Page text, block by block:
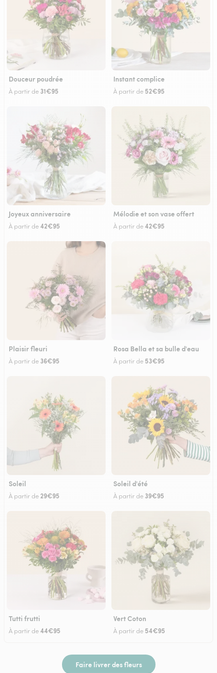
Douceur poudrée
À partir de 31€95
Instant complice
À partir de 52€95
Joyeux anniversaire
À partir de42€95
Mélodie et son vase offert
À partir de42€95
Plaisir fleuri
À partir de 36€95
Rosa Bella et sa bulle d'eau
À partir de 53€95
Soleil
À partir de 29€95
Soleil d'été
À partir de 39€95
Tutti frutti
À partir de44€95
Vert Coton
À partir de 54€95
Faire livrer des fleurs